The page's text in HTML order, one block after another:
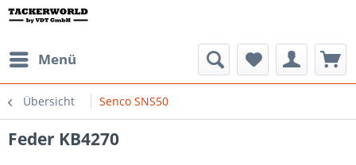
Menü
Übersicht Senco SNS50
Feder KB4270